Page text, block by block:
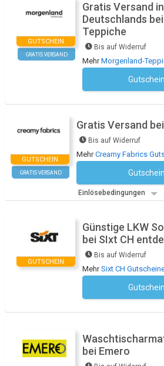
GUTSCHEIN
GRATIS VERSAND
Gratis Versand
Deutschlands
Teppiche
Bis auf Widerruf
MehrMorgenland-
GUTSCHEIN
GRATIS VERSAND
Gratis Versand
Bis auf Widerruf
MehrCreamy Fabrics
Einlösebedingungen
GUTSCHEIN
Günstige LKW
bei SIxt CH
Bis auf Widerruf
MehrSixt CH
bei Emero